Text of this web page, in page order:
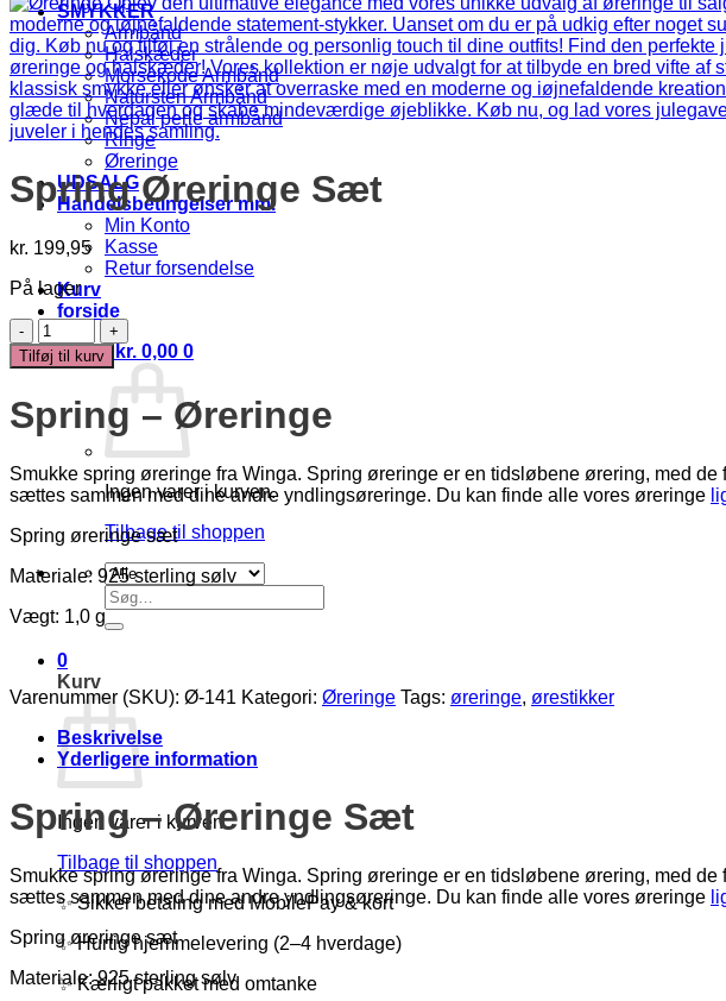
SMYKKER
Armbånd
Halskæder
Morsekode Armbånd
Natursten Armbånd
Nepal perle armbånd
Ringe
Øreringe
UDSALG
Handelsbetingelser mm.
Min Konto
Kasse
Retur forsendelse
Kurv
forside
Kurv / kr. 0,00 0
Ingen varer i kurven.
Tilbage til shoppen
Søg
efter:
0
Kurv
Ingen varer i kurven.
Tilbage til shoppen
✨ Sikker betaling med MobilePay & kort
✨ Hurtig hjemmelevering (2–4 hverdage)
✨ Kærligt pakket med omtanke
Spring Øreringe Sæt
kr. 199,95
På lager
Spring
Øreringe
Sæt
Tilføj til kurv
Spring – Øreringe
Smukke spring øreringe fra Winga. Spring øreringe er en tidsløbene ørering, med
sættes sammen med dine andre yndlingsøreringe. Du kan finde alle vores øreringe
Spring øreringe sæt
Materiale: 925 sterling sølv
Vægt: 1,0 g
Varenummer (SKU): Ø-141 Kategori: Øreringe Tags: øreringe, ørestikker
Beskrivelse
Yderligere information
Spring – Øreringe Sæt
Smukke spring øreringe fra Winga. Spring øreringe er en tidsløbene ørering, med
sættes sammen med dine andre yndlingsøreringe. Du kan finde alle vores øreringe
Spring øreringe sæt
Materiale: 925 sterling sølv